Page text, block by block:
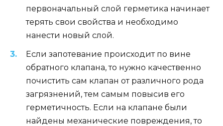
первоначальный слой герметика начинает
терять свои свойства и необходимо
нанести новый слой.
Если запотевание происходит по вине
обратного клапана, то нужно качественно
почистить сам клапан от различного рода
загрязнений, тем самым повысив его
герметичность. Если на клапане были
найдены механические повреждения, то